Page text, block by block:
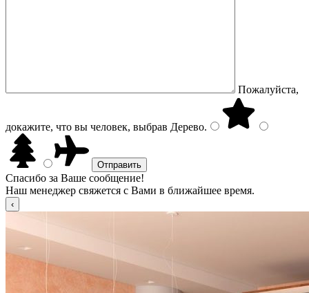
Пожалуйста,
докажите, что вы человек, выбрав Дерево.
Спасибо за Ваше сообщение!
Наш менеджер свяжется с Вами в ближайшее время.